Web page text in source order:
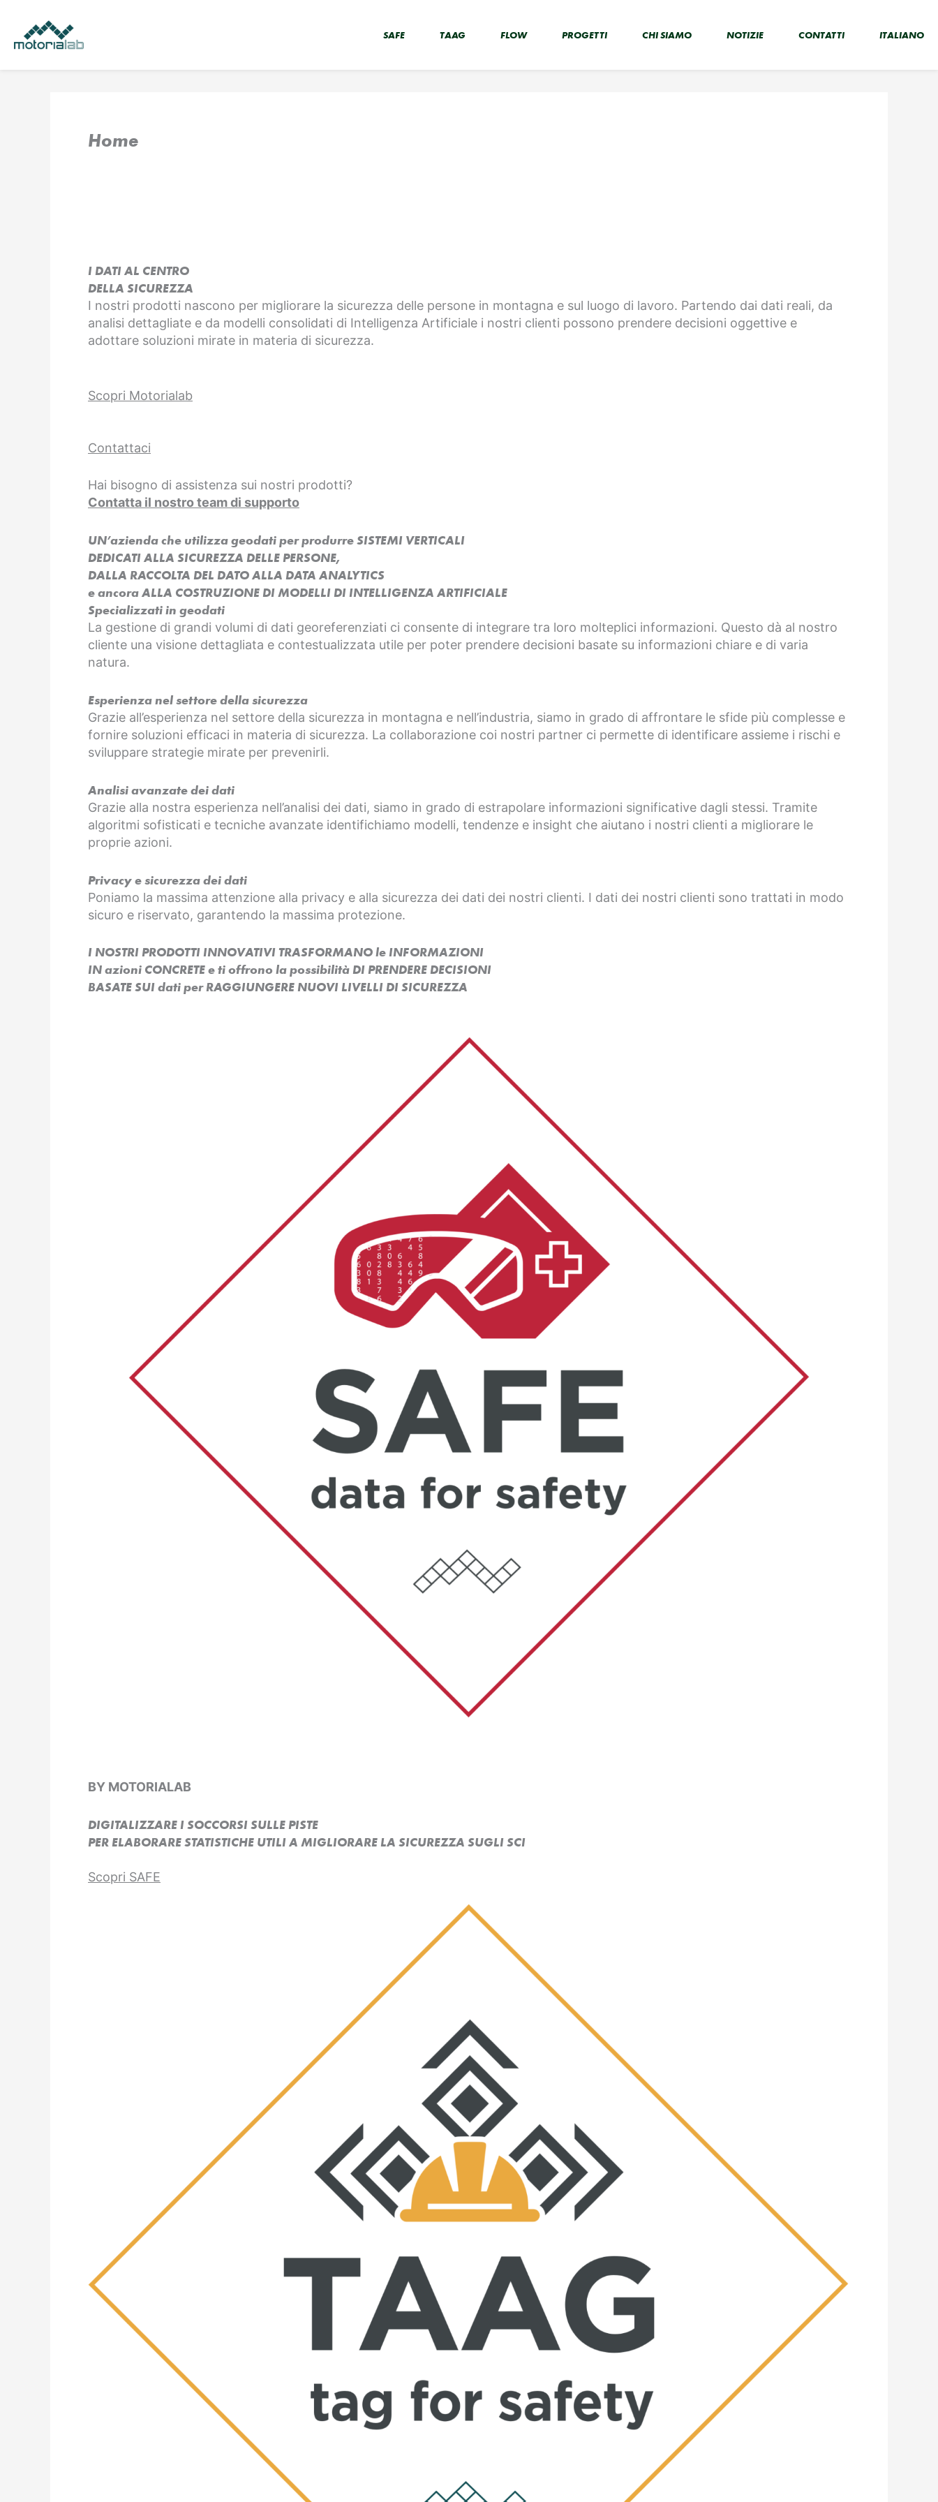
contenuto
SAFE TAAG FLOW PROGETTI CHI SIAMO NOTIZIE CONTATTI ITALIANO
Home
I DATI AL CENTRO
DELLA SICUREZZA
I nostri prodotti nascono per migliorare la sicurezza delle persone in montagna e sul luogo di lavoro. Partendo dai dati reali, da
analisi dettagliate e da modelli consolidati di Intelligenza Artificiale i nostri clienti possono prendere decisioni oggettive e
adottare soluzioni mirate in materia di sicurezza.
Scopri Motorialab
Contattaci
Hai bisogno di assistenza sui nostri prodotti?
Contatta il nostro team di supporto
UN’azienda che utilizza geodati per produrre SISTEMI VERTICALI
DEDICATI ALLA SICUREZZA DELLE PERSONE,
DALLA RACCOLTA DEL DATO ALLA DATA ANALYTICS
e ancora ALLA COSTRUZIONE DI MODELLI DI INTELLIGENZA ARTIFICIALE​
Specializzati in geodati
La gestione di grandi volumi di dati georeferenziati ci consente di integrare tra loro molteplici informazioni. Questo dà al nostro
cliente una visione dettagliata e contestualizzata utile per poter prendere decisioni basate su informazioni chiare e di varia
natura.
Esperienza nel settore della sicurezza
Grazie all’esperienza nel settore della sicurezza in montagna e nell’industria, siamo in grado di affrontare le sfide più complesse e
fornire soluzioni efficaci in materia di sicurezza. La collaborazione coi nostri partner ci permette di identificare assieme i rischi e
sviluppare strategie mirate per prevenirli.
Analisi avanzate dei dati
Grazie alla nostra esperienza nell’analisi dei dati, siamo in grado di estrapolare informazioni significative dagli stessi. Tramite
algoritmi sofisticati e tecniche avanzate identifichiamo modelli, tendenze e insight che aiutano i nostri clienti a migliorare le
proprie azioni.
Privacy e sicurezza dei dati
Poniamo la massima attenzione alla privacy e alla sicurezza dei dati dei nostri clienti. I dati dei nostri clienti sono trattati in modo
sicuro e riservato, garantendo la massima protezione.
I NOSTRI PRODOTTI INNOVATIVI TRASFORMANO le INFORMAZIONI
IN azioni CONCRETE e ti offrono la possibilità DI PRENDERE DECISIONI
BASATE SUI dati per RAGGIUNGERE NUOVI LIVELLI DI SICUREZZA
BY MOTORIALAB
DIGITALIZZARE I SOCCORSI SULLE PISTE
PER ELABORARE STATISTICHE UTILI A MIGLIORARE LA SICUREZZA SUGLI SCI
Scopri SAFE